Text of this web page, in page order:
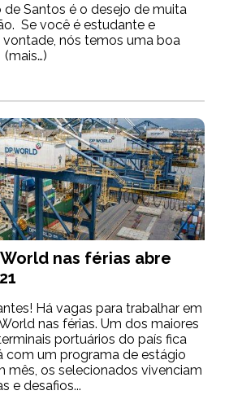
de Santos é o desejo de muita
Se você é estudante e
nós temos uma boa
nas férias abre
Há vagas para trabalhar em
nas férias. Um dos maiores
portuários do país fica
com um programa de estágio
mês, os selecionados vivenciam
e desafios...